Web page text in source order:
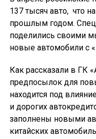
137 тысяч авто, что
прошлым годом.
поделились своими
новые автомобили с
Как рассказали в ГК
предпосылок для
находится под
и дорогих
заполнены новыми
китайских